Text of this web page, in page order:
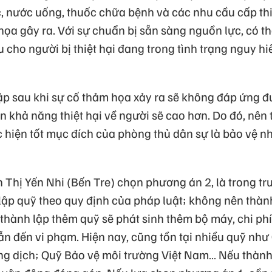
nước uống, thuốc chữa bệnh và các nhu cầu cấp
gây ra. Với sự chuẩn bị sẵn sàng nguồn lực, có
cho người bị thiệt hại đang trong tình trạng nguy
sau khi sự cố thảm họa xảy ra sẽ không đáp ứng
khả năng thiệt hại về người sẽ cao hơn. Do đó,
tốt mục đích của phòng thủ dân sự là bảo vệ
Thị Yến Nhi (Bến Tre) chọn phương án 2, là trong
quỹ theo quy định của pháp luật; không nên
lập thêm quỹ sẽ phát sinh thêm bộ máy, chi
đến vi phạm. Hiện nay, cũng tồn tại nhiều quỹ
dịch; Quỹ Bảo vệ môi trường Việt Nam… Nếu